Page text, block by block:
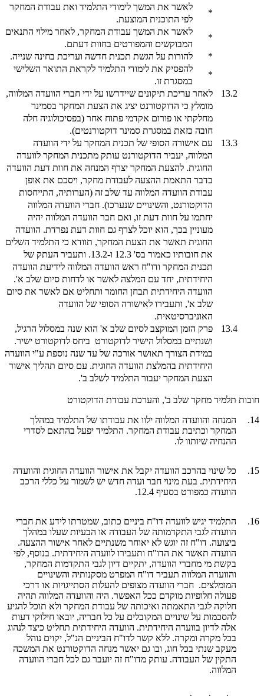
*
לאשר את המשך לימודי התלמיד ואת עבודת המחקר
לפי התוכנית המוצעת.
*
לאשר את המשך עבודת המחקר, לאחר מילוי התנאים
המבוקשים והמפורטים בחוות דעתם.
*
להורות על הגשת תכנית חדשה ועריכת בחינה שנייה.
*
להפסיק את לימודי התלמיד לקראת התואר השלישי
במסגרת זו.
13.2
לאחר עריכת תיקונים שיידרשו על ידי חברי הוועדה המלווה,
מומלץ כי הדוקטורנט יציג את הצעת המחקר בסמינר
מחלקתי או פורום אקדמי פתוח אחר (בפסיכולוגיה חלה
חובה כזאת במסגרת סמינר דוקטורנטים).
13.3
עם אישורה הסופי של תכנית המחקר על ידי הוועדה
המלווה, יעביר הדוקטורנט עותק מתכנית המחקר לוועדה
החוגית. להצעת המחקר יצרף המנחה את חוות דעת הוועדה
בדבר התאמת ההצעה לעבודת מחקר, ויסכם את אופן
עבודת הוועדה המלווה עד שלב זה (הערותיה, התייחסות
הדוקטורנט, והשינויים שנערכו). חברי הוועדה המלווה
יחתמו על חוות דעת זו, ואם חבר הוועדה המלווה יהיה
מעוניין בכך, הוא יוכל לצרף גם חוות דעת נפרדת. הוועדה
החוגית תאשר את הצעת המחקר, תוודא כי התלמיד השלים
את חובותיו כאמור בס' 12.3 ו-13.2. ותעביר העתק של
תכנית המחקר ודו"ח ראש הוועדה המלווה לידיעת הוועדה
היחידתית, יחד עם המלצה לאשר או לדחות סיום שלב א'.
הוועדה היחידתית תבחן החומר ותחליט אם לאשר את סיום
שלב א', ותעבירו לאישורה הסופי של הוועדה
האוניברסיטאית.
13.4
פרק הזמן המוקצב לסיום שלב א' הוא שנה במסלול הרגיל,
ושנתיים במסלול הישיר לדוקטורט ביחס לדוקטורט ישיר.
במידת הצורך תאושר אורכה של עד שנה נוספת ע"י הוועדה
היחידתית בהמלצת הוועדה החוגית. עם סיום תהליך אישור
הצעת המחקר יעבור התלמיד לשלב ב'.
חובות תלמיד מחקר שלב ב', והערכת עבודת הדוקטורט
14.
המנחה והוועדה המלווה ילוו את עבודתו של התלמיד במהלך
המחקר וכתיבת עבודת המחקר. התלמיד יפעל בהתאם לסדרי
ההנחיה שיותוו לו.
15.
כל שינוי בהרכב הוועדה יקבל את אישור הוועדה החוגית והוועדה
היחידתית. בעת מינוי חבר ועדה חדש יש לשמור על כללי הרכב
הוועדה כמפורט בסעיף 12.4.
16.
התלמיד יגיש לוועדה דו"ח ביניים כתוב, שמטרתו לידע את חברי
הוועדה לגבי התקדמותה של העבודה או הבעיות שעלו במהלך
ביצועה. דו"ח זה יוגש לא יאוחר משנתיים לאחר אישור ההצעה.
הוועדה תאשר את הדו"ח ותעבירו לוועדה היחידתית. בנוסף, לפי
בקשת מי מחברי הוועדה, יתקיים דיון לגבי התקדמות המחקר,
והוועדה המלווה תעביר דו"ח המפרט מסקנותיה והשינויים
המומלצים. חברי הוועדה מצופים להעלות הסתייגויות או דרכי
פעולה חלופיות מוקדם ככל האפשר. היה והוועדה המלווה תהיה
חלוקה לגבי התאמתה ואיכותה של עבודת המחקר ולא תוכל להגיע
להסכמות על שינויים המקובלים על כל חבריה, יובאו חילוקי דעות
אלה לדיון בוועדה היחידתית. הוועדה היחידתית תחליט כיצד לנהוג
בכל מקרה ומקרה. ללא קשר לדו"ח הביניים הנ"ל, יקוים נוהל
מעקב שנתי בכל חוג, ובו גם יאשר מנחה הדוקטורנט את המשכה
התקין של העבודה. עותק מדו"ח זה יועבר גם לכל חברי הוועדה
המלווה.